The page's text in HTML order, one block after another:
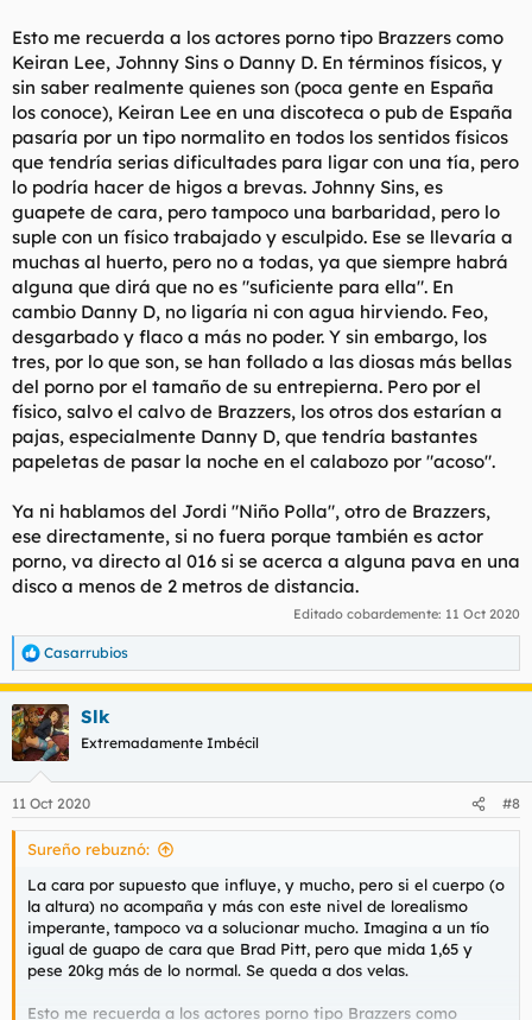
Richard Gere es atractivo para ellas. Pero no es guapo.
Esto sucede porque no posee una mandíbula cuadrada, su
nariz es un tanto imperfecta, sus ojos son de ratoncito pero eso
le favorece en el conjunto, tiene una boca bien hecha, y en
total resulta de una belleza notable que contiene algún pero,
unos peros a favor y unos peros en contra.
Es atractivo porque su belleza no es total.
Ver el archivos adjunto 70129
Brad Pitt en cambio es guapo.
Su belleza es una dictadura milimétrica. Científicamente es un
rostro insuperable en dónde todos los puntos clavan la
perfección.
De hecho tíos como Pitt o Beckham les resultan igual de
guapos rapados que con melena, con pelo pincho o repeinado.
Porque son naturalmente guapos, mientras que Gere requeria
Se podría decir que Gere pasaba del 8 sin llegar al 9 mientras
que Pitt es un 10. Y eso ya es razón suficiente como para
rebajar al primero.
La exigencia que ellas tienen en el rostro de un hombre es de
unas dimensiones que pocos podéis alcanzar a entender.
Otra cosa es que acaben conformándose con lo que pueden y
les corresponde. Esto ya es otra historia.
Esto me recuerda a los actores porno tipo Brazzers como
Keiran Lee, Johnny Sins o Danny D. En términos físicos, y
sin saber realmente quienes son (poca gente en España
los conoce), Keiran Lee en una discoteca o pub de España
pasaría por un tipo normalito en todos los sentidos físicos
que tendría serias dificultades para ligar con una tía, pero
lo podría hacer de higos a brevas. Johnny Sins, es
guapete de cara, pero tampoco una barbaridad, pero lo
suple con un físico trabajado y esculpido. Ese se llevaría a
muchas al huerto, pero no a todas, ya que siempre habrá
alguna que dirá que no es "suficiente para ella". En
cambio Danny D, no ligaría ni con agua hirviendo. Feo,
desgarbado y flaco a más no poder. Y sin embargo, los
tres, por lo que son, se han follado a las diosas más bellas
del porno por el tamaño de su entrepierna. Pero por el
físico, salvo el calvo de Brazzers, los otros dos estarían a
pajas, especialmente Danny D, que tendría bastantes
papeletas de pasar la noche en el calabozo por "acoso".
Ya ni hablamos del Jordi "Niño Polla", otro de Brazzers,
ese directamente, si no fuera porque también es actor
porno, va directo al 016 si se acerca a alguna pava en una
disco a menos de 2 metros de distancia.
Editado cobardemente: 11 Oct 2020
R
e
a
c
c
i
e
s
Casarrubios
Slk
Extremadamente Imbécil
11 Oct 2020 #8
Sureño rebuznó:
La cara por supuesto que influye, y mucho, pero si el cuerpo (o
la altura) no acompaña y más con este nivel de lorealismo
imperante, tampoco va a solucionar mucho. Imagina a un tío
igual de guapo de cara que Brad Pitt, pero que mida 1,65 y
pese 20kg más de lo normal. Se queda a dos velas.
Esto me recuerda a los actores porno tipo Brazzers como